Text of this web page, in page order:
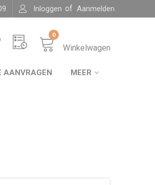
Inloggen of Aanmelden
Winkelwagen
0
AANVRAGEN MEER